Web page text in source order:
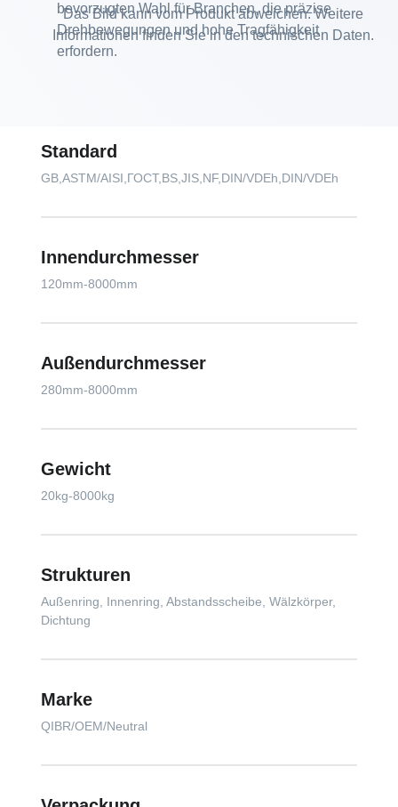
Das Bild kann vom Produkt abweichen. Weitere
Informationen finden Sie in den technischen Daten.
bevorzugten Wahl für Branchen, die präzise
Drehbewegungen und hohe Tragfähigkeit
erfordern.
Standard
GB,ASTM/AISI,ГОСТ,BS,JIS,NF,DIN/VDEh,DIN/VDEh
Innendurchmesser
120mm-8000mm
Außendurchmesser
280mm-8000mm
Gewicht
20kg-8000kg
Strukturen
Außenring, Innenring, Abstandsscheibe, Wälzkörper,
Dichtung
Marke
QIBR/OEM/Neutral